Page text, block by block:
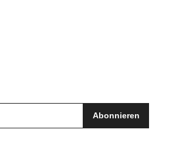
Abonnieren